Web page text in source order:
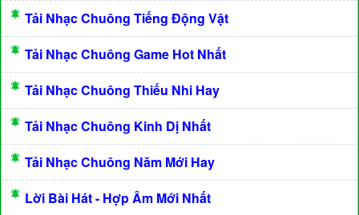
Tải Nhạc Chuông Tiếng Động Vật
Tải Nhạc Chuông Game Hot Nhất
Tải Nhạc Chuông Thiếu Nhi Hay
Tải Nhạc Chuông Kinh Dị Nhất
Tải Nhạc Chuông Năm Mới Hay
Lời Bài Hát - Hợp Âm Mới Nhất